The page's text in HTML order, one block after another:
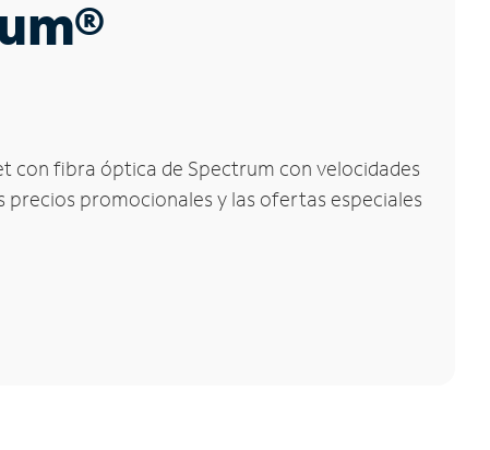
con fibra óptica de Spectrum con velocidades
promocionales y las ofertas especiales